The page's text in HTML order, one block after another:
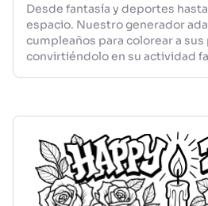
Desde fantasía y deportes
espacio. Nuestro generador
cumpleaños para colorear a sus
convirtiéndolo en su actividad